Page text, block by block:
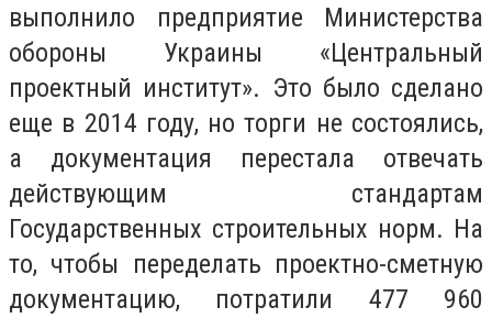
выполнило предприятие Министерства
обороны Украины «Центральный
проектный институт». Это было сделано
еще в 2014 году, но торги не состоялись,
а документация перестала отвечать
действующим стандартам
Государственных строительных норм. На
то, чтобы переделать проектно-сметную
документацию, потратили 477 960